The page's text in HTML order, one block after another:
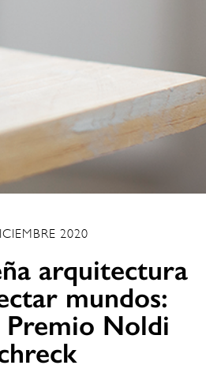
2020
arquitectura
mundos:
Premio Noldi